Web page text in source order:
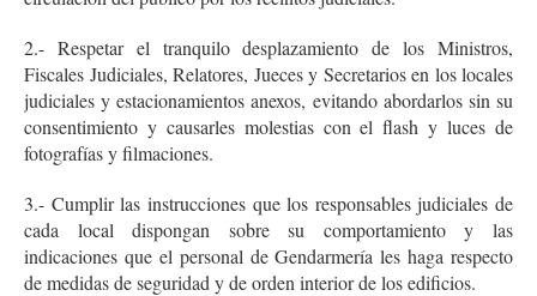
2.- Respetar el tranquilo desplazamiento de los Ministros,
Fiscales Judiciales, Relatores, Jueces y Secretarios en los locales
judiciales y estacionamientos anexos, evitando abordarlos sin su
consentimiento y causarles molestias con el flash y luces de
fotografías y filmaciones.
3.- Cumplir las instrucciones que los responsables judiciales de
cada local dispongan sobre su comportamiento y las
indicaciones que el personal de Gendarmería les haga respecto
de medidas de seguridad y de orden interior de los edificios.